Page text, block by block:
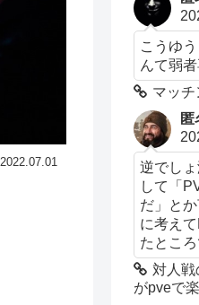
2022.07.01
こうゆ
んて弱
マッ
匿
逆でし
して「
だ」と
に考え
たとこ
対人
がpveで